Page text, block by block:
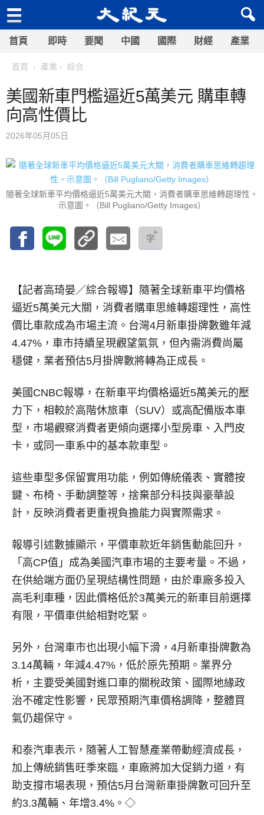
首頁 即時 要聞 中國 國際 財經 產業
首頁 產業 綜合
美國新車門檻逼近5萬美元 購車轉
向高性價比
2026年05月05日
隨著全球新車平均價格逼近5萬美元大關，消費者購車思維轉趨理性。
示意圖。（Bill Pugliano/Getty Images）
【記者高琦晏／綜合報導】
隨著全球新車平均價格
逼近5萬美元大關，消費者購車思維轉趨理性，高性
價比車款成為市場主流。台灣4月新車掛牌數雖年減
4.47%，車市持續呈現觀望氣氛，但內需消費尚屬
穩健，業者預估5月掛牌數將轉為正成長。
美國CNBC報導，在新車平均價格逼近5萬美元的壓
力下，相較於高階休旅車（SUV）或高配備版本車
型，市場觀察消費者更傾向選擇小型房車、入門皮
卡，或同一車系中的基本款車型。
這些車型多保留實用功能，例如傳統儀表、實體按
鍵、布椅、手動調整等，捨棄部分科技與豪華設
計，反映消費者更重視負擔能力與實際需求。
報導引述數據顯示，平價車款近年銷售動能回升，
「高CP值」成為美國汽車市場的主要考量。不過，
在供給端方面仍呈現結構性問題，由於車廠多投入
高毛利車種，因此價格低於3萬美元的新車目前選擇
有限，平價車供給相對吃緊。
另外，台灣車市也出現小幅下滑，4月新車掛牌數為
3.14萬輛，年減4.47%，低於原先預期。業界分
析，主要受美國對進口車的關稅政策、國際地緣政
治不確定性影響，民眾預期汽車價格調降，整體買
氣仍趨保守。
和泰汽車表示，隨著人工智慧產業帶動經濟成長，
加上傳統銷售旺季來臨，車廠將加大促銷力道，有
助支撐市場表現，預估5月台灣新車掛牌數可回升至
約3.3萬輛、年增3.4%。◇